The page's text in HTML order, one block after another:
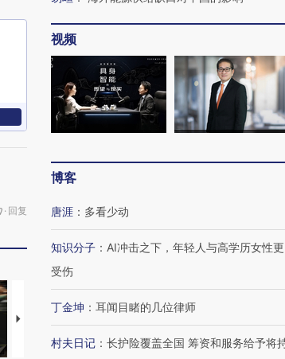
· 回复
马航飞行员跨国走私7万
育部长拱下台
飞地
视频
博客
唐涯 ： 多看少动
知识分子 ： AI冲击之下，年轻人与高学历女性更
受伤
丁金坤 ： 耳闻目睹的几位律师
村夫日记 ： 长护险覆盖全国 筹资和服务给予将